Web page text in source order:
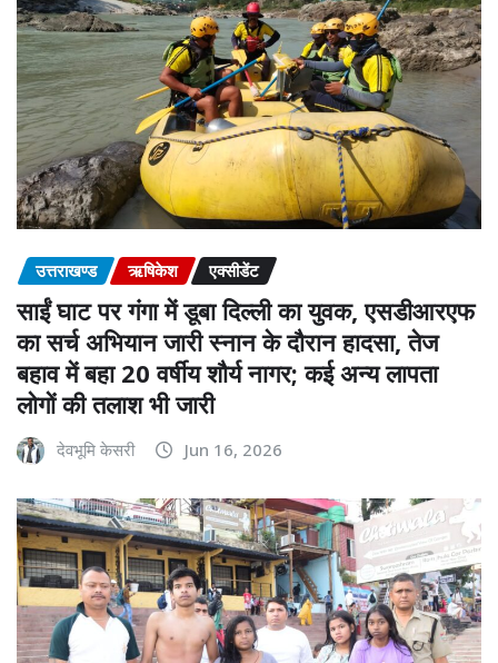
उत्तराखण्ड ऋषिकेश एक्सीडेंट
साईं घाट पर गंगा में डूबा दिल्ली का युवक, एसडीआरएफ
का सर्च अभियान जारी स्नान के दौरान हादसा, तेज
बहाव में बहा 20 वर्षीय शौर्य नागर; कई अन्य लापता
लोगों की तलाश भी जारी
देवभूमि केसरी Jun 16, 2026